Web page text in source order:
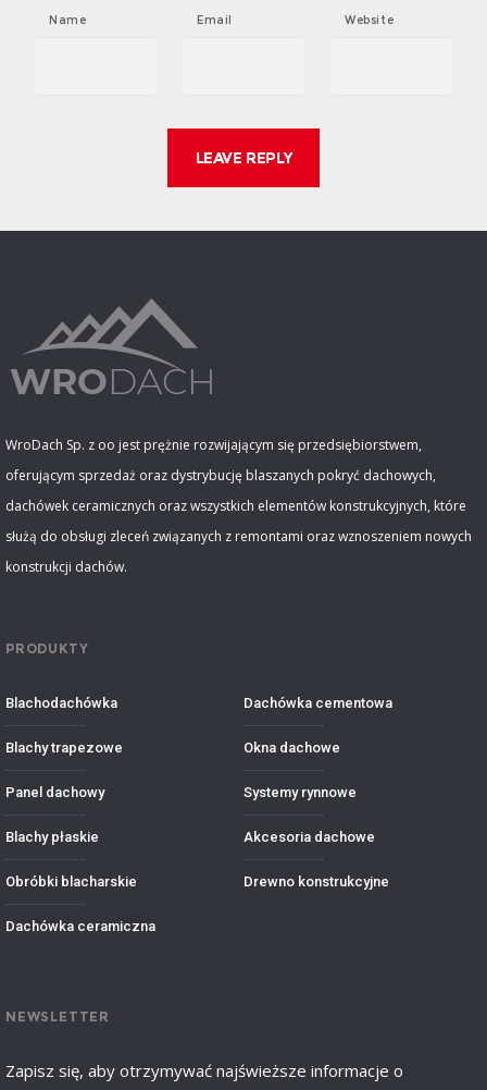
Name Email Website
WroDach Sp. z oo jest prężnie rozwijającym się przedsiębiorstwem,
oferującym sprzedaż oraz dystrybucję blaszanych pokryć dachowych,
dachówek ceramicznych oraz wszystkich elementów konstrukcyjnych, które
służą do obsługi zleceń związanych z remontami oraz wznoszeniem nowych
konstrukcji dachów.
PRODUKTY
Blachodachówka
Blachy trapezowe
Panel dachowy
Blachy płaskie
Obróbki blacharskie
Dachówka ceramiczna
Dachówka cementowa
Okna dachowe
Systemy rynnowe
Akcesoria dachowe
Drewno konstrukcyjne
NEWSLETTER
Zapisz się, aby otrzymywać najświeższe informacje o